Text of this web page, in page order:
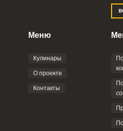
Отправляя эту форму, вы
Политикой
соглашением
Меню
Кулинары
О проекте
Контакты